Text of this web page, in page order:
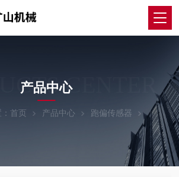
CENTER
产品中心
首页 产品中心 跑偏传感器